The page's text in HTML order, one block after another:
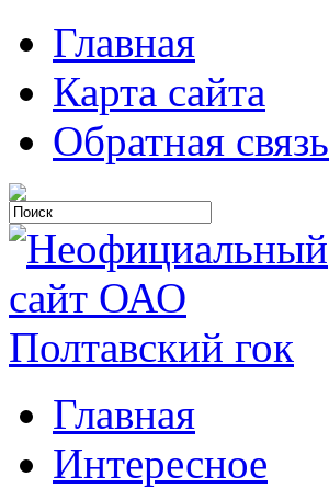
Главная
Карта сайта
Обратная связь
Главная
Интересное